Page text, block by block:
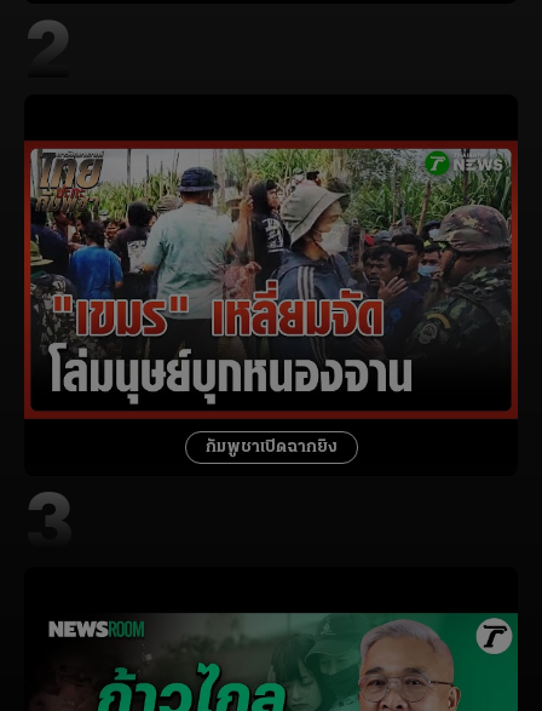
2
กัมพูชาเปิดฉากยิง
3